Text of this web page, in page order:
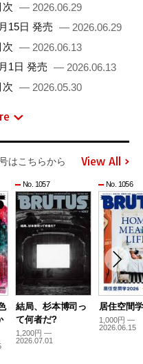
次 — 2026.06.29
15日 発売 — 2026.06.29
次 — 2026.06.13
1日 発売 — 2026.06.13
次 — 2026.05.30
はこちらから View All
No. 1057
結局、杉本博司っ
て何者だ?
1,200円 —
2026.07.01
No. 1056
居住空間
1,000円 —
2026.06.15